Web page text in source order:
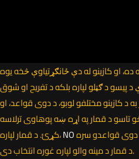
او کازینو له دې ځانګړتیاوې څخه یوه
پیسو د ګټلو لپاره بلکه د تفریح او شوق
کازینو مختلفو لوبو، د دوی قواعد، او
تاسو د قمار په اړه ښه پوهاوی ترلاسه
کړئ. د قمار لپاره،NO
د قمار د مینه والو لپاره غوره انتخاب دی.